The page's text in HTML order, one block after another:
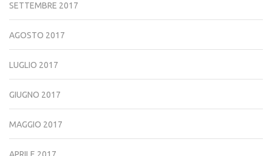
SETTEMBRE 2017
AGOSTO 2017
LUGLIO 2017
GIUGNO 2017
MAGGIO 2017